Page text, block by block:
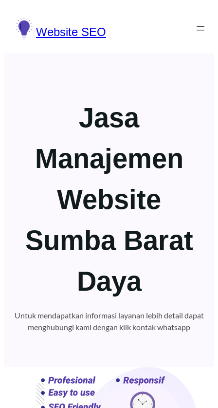
konten
Website SEO
Jasa
Manajemen
Website
Sumba Barat
Daya
Untuk mendapatkan informasi layanan lebih detail dapat
menghubungi kami dengan klik kontak whatsapp